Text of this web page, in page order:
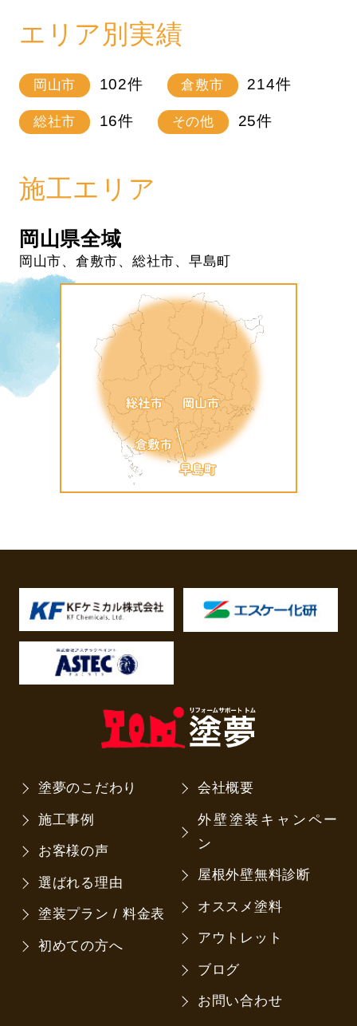
エリア別実績
岡山市 102件 倉敷市 214件
総社市 16件 その他 25件
施工エリア
岡山県全域
岡山市、倉敷市、総社市、早島町
塗夢のこだわり
施工事例
お客様の声
選ばれる理由
塗装プラン / 料金表
初めての方へ
会社概要
外壁塗装キャンペー
ン
屋根外壁無料診断
オススメ塗料
アウトレット
ブログ
お問い合わせ